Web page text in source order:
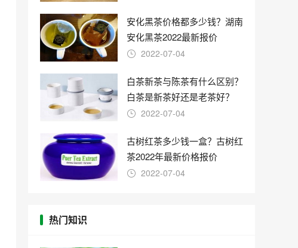
安化黑茶价格都多少钱？湖南
安化黑茶2022最新报价
2022-07-04
白茶新茶与陈茶有什么区别？
白茶是新茶好还是老茶好？
2022-07-04
古树红茶多少钱一盒？古树红
茶2022年最新价格报价
2022-07-04
热门知识